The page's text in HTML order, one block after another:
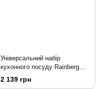
Універсальний набір
кухонного посуду Rainberg
RB-601 12 предметів набір
каструль
2 139 грн